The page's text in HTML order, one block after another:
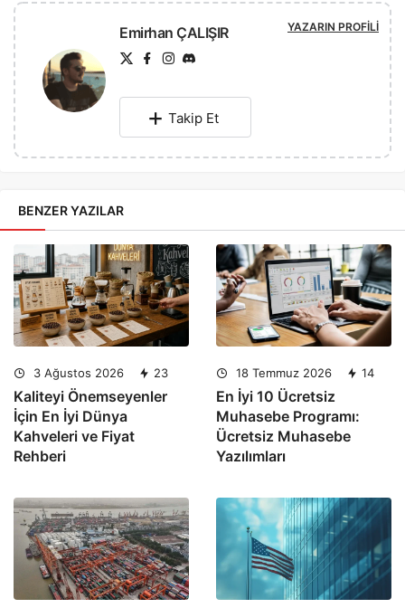
Emirhan ÇALIŞIR YAZARIN PROFILI
Takip Et
BENZER YAZILAR
3 Ağustos 2026 23
Kaliteyi Önemseyenler
İçin En İyi Dünya
Kahveleri ve Fiyat
Rehberi
18 Temmuz 2026 14
En İyi 10 Ücretsiz
Muhasebe Programı:
Ücretsiz Muhasebe
Yazılımları